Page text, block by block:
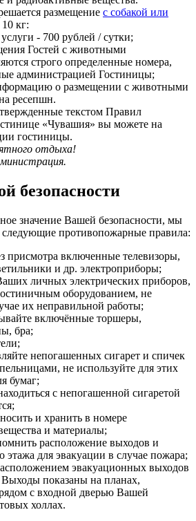
размещение с собакой или
кг:
- 700 рублей / сутки;
Гостей с животными
строго определенные номера,
администрацией Гостиницы;
о размещении с животными
ресепшн.
текстом Правил
«Чувашия» вы можете на
гостиницы.
отдыха!
безопасности
значение Вашей безопасности, мы
противопожарные правила:
присмотра включенные телевизоры,
и др. электроприборы;
личных электрических приборов,
оборудованием, не
их неправильной работы;
включённые торшеры,
бра;
непогашенных сигарет и спичек
не используйте для этих
бумаг;
с непогашенной сигаретой
и хранить в номере
и материалы;
расположение выходов и
этажа для эвакуации в случае пожара;
эвакуационных выходов
показаны на планах,
с входной дверью Вашей
холлах.